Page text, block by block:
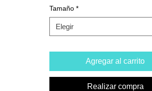
Tamaño *
Elegir
Agregar al carrito
Realizar compra